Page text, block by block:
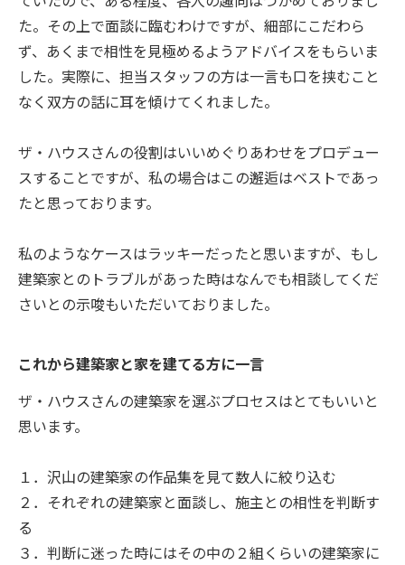
た。その上で面談に臨むわけですが、細部にこだわら
ず、あくまで相性を見極めるようアドバイスをもらいま
した。実際に、担当スタッフの方は一言も口を挟むこと
なく双方の話に耳を傾けてくれました。
ザ・ハウスさんの役割はいいめぐりあわせをプロデュー
スすることですが、私の場合はこの邂逅はベストであっ
たと思っております。
私のようなケースはラッキーだったと思いますが、もし
建築家とのトラブルがあった時はなんでも相談してくだ
さいとの示唆もいただいておりました。
これから建築家と家を建てる方に一言
ザ・ハウスさんの建築家を選ぶプロセスはとてもいいと
思います。
１．沢山の建築家の作品集を見て数人に絞り込む
２．それぞれの建築家と面談し、施主との相性を判断す
る
３．判断に迷った時にはその中の２組くらいの建築家に